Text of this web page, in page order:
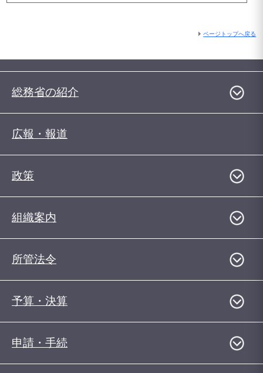
ページトップへ戻る
総務省の紹介
広報・報道
政策
組織案内
所管法令
予算・決算
申請・手続